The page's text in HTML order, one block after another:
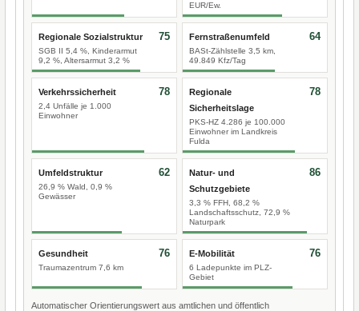
EUR/Ew.
Regionale Sozialstruktur
SGB II 5,4 %, Kinderarmut
9,2 %, Altersarmut 3,2 %
75 Fernstraßenumfeld
BASt-Zählstelle 3,5 km,
49.849 Kfz/Tag
64
Verkehrssicherheit
2,4 Unfälle je 1.000
Einwohner
78
Regionale
Sicherheitslage
PKS-HZ 4.286 je 100.000
Einwohner im Landkreis
Fulda
78
Umfeldstruktur
26,9 % Wald, 0,9 %
Gewässer
62
Natur- und
Schutzgebiete
3,3 % FFH, 68,2 %
Landschaftsschutz, 72,9 %
Naturpark
86
Gesundheit
Traumazentrum 7,6 km
76 E-Mobilität
6 Ladepunkte im PLZ-
Gebiet
76
Automatischer Orientierungswert aus amtlichen und öffentlich